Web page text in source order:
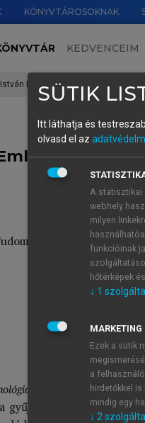
KÖNYVTÁROSOKNAK
KEDVENCEIM
Emlékkötet (Memorial Book
Akit érdemes
Brezovszki
PhD-
Állam-
Közleményekcímű
gyűjtötte a kiváló
SÜTIK
Itt láthatja és
olvasd el az
A statisztikai
webhely
milyen
funkcióinak
hőtérképek
↓ 1
MARKETING
Ezek a sütik
a
hirdetőkkel
mindig egy
↓ 2